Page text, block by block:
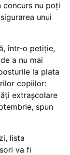
concurs nu poți
unui
într-o petiție,
a nu mai
la plata
copiilor:
extrașcolare
spun
lista
va fi